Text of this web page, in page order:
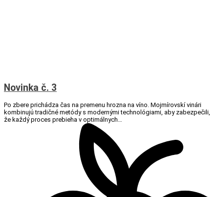
Novinka č. 3
Po zbere prichádza čas na premenu hrozna na víno. Mojmírovskí vinári
kombinujú tradičné metódy s modernými technológiami, aby zabezpečili,
že každý proces prebieha v optimálnych…